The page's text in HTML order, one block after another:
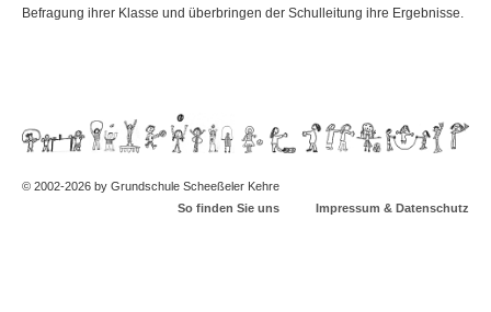
Befragung ihrer Klasse und überbringen der Schulleitung ihre Ergebnisse.
© 2002-2026 by Grundschule Scheeßeler Kehre
So finden Sie uns
Impressum & Datenschutz